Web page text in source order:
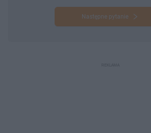
Następne pytanie